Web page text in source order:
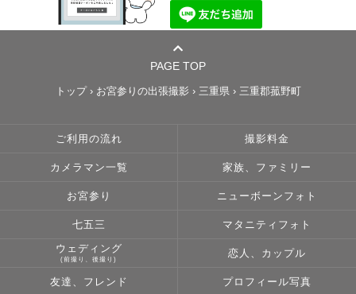
PAGE TOP
トップ› お宮参りの出張撮影 › 三重県› 三重郡菰野町
ご利用の流れ 撮影料金
カメラマン一覧 家族、ファミリー
お宮参り ニューボーンフォト
七五三 マタニティフォト
ウェディング
(前撮り、後撮り)
恋人、カップル
友達、フレンド プロフィール写真